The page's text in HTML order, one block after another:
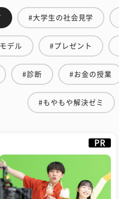
#大学生の社会見学
デル #プレゼント
#診断 #お金の授業
#もやもや解決ゼミ
PR